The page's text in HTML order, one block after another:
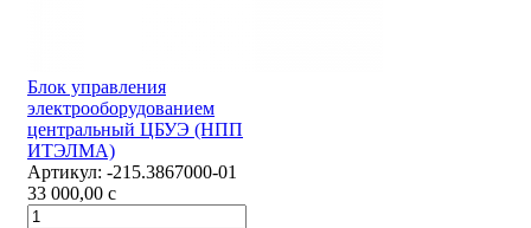
Блок управления
электрооборудованием
центральный ЦБУЭ (НПП
ИТЭЛМА)
Артикул: -215.3867000-01
33 000,00 c